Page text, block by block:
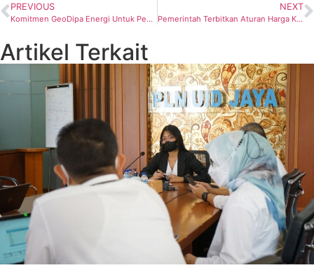
PREVIOUS
Komitmen GeoDipa Energi Untuk Pengelolaan Lingkungan dalam Pembukaan Lahan IPPKH Proyek Patuha Unit 2
NEXT
Pemerintah Terbitkan Aturan Harga Khusus Batubara untuk Industri Semen dan Pupuk, ADRO: Patuhi dan Jalani Aturan yang berlaku
Artikel Terkait